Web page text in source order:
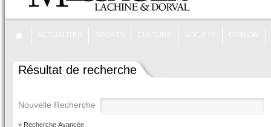
Résultat de recherche
Nouvelle Recherche
» Recherche Avancée